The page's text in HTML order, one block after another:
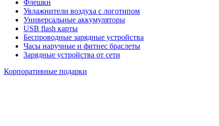
Флешки
Увлажнители воздуха с логотипом
Универсальные аккумуляторы
USB flash карты
Беспроводные зарядные устройства
Часы наручные и фитнес браслеты
Зарядные устройства от сети
Корпоративные подарки